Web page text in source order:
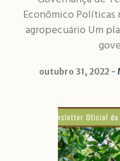
Econômico Políticas
agropecuário Um
outubro 31, 2022